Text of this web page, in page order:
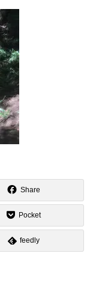
Share
Pocket
feedly